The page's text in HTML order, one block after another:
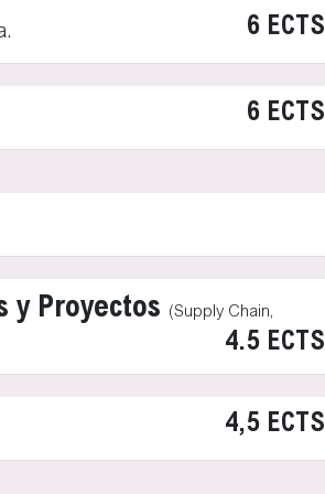
6 ECTS
6 ECTS
y Proyectos (Supply Chain,
4.5 ECTS
4,5 ECTS